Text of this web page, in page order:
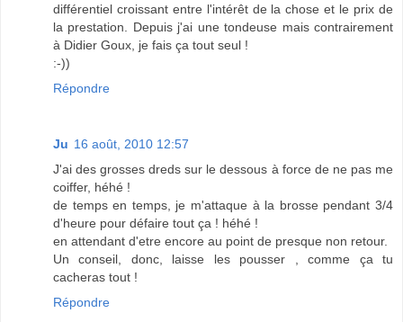
différentiel croissant entre l'intérêt de la chose et le prix de
la prestation. Depuis j'ai une tondeuse mais contrairement
à Didier Goux, je fais ça tout seul !
:-))
Répondre
Ju 16 août, 2010 12:57
J'ai des grosses dreds sur le dessous à force de ne pas me
coiffer, héhé !
de temps en temps, je m'attaque à la brosse pendant 3/4
d'heure pour défaire tout ça ! héhé !
en attendant d'etre encore au point de presque non retour.
Un conseil, donc, laisse les pousser , comme ça tu
cacheras tout !
Répondre